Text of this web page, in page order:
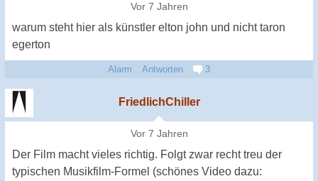
Vor 7 Jahren
warum steht hier als künstler elton john und nicht taron
egerton
Alarm Antworten 3
FriedlichChiller
Vor 7 Jahren
Der Film macht vieles richtig. Folgt zwar recht treu der
typischen Musikfilm-Formel (schönes Video dazu: